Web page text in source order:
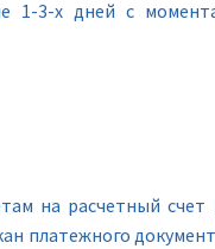
1-3-х дней с
на расчетный
платежного